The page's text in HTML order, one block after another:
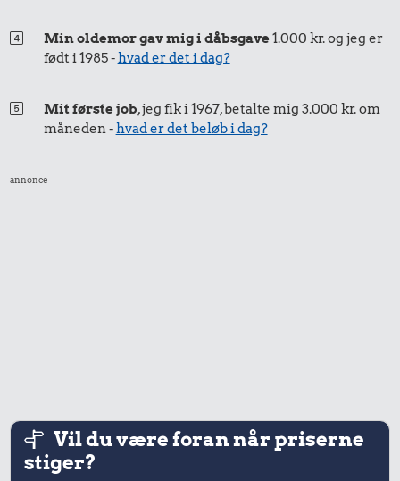
0,16 kr.
0,63 kr.
Kylling
Min oldemor gav mig i dåbsgave1.000 kr. og jeg er
født i 1985 -hvad er det i dag?
Mit første job, jeg fik i 1967, betalte mig 3.000 kr. om
måneden -hvad er det beløb i dag?
annonce
Vil du være foran når priserne
stiger?